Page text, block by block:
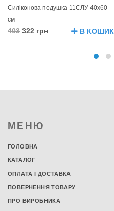
Силіконова подушка 11СЛУ 40х60
см
403 322 грн В КОШИК
МЕНЮ
ГОЛОВНА
КАТАЛОГ
ОПЛАТА І ДОСТАВКА
ПОВЕРНЕННЯ ТОВАРУ
ПРО ВИРОБНИКА